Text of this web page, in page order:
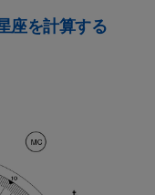
座を計算する